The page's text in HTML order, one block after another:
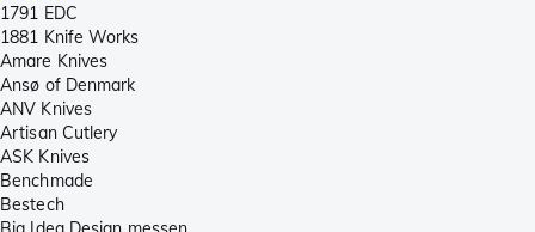
1791 EDC
1881 Knife Works
Amare Knives
Ansø of Denmark
ANV Knives
Artisan Cutlery
ASK Knives
Benchmade
Bestech